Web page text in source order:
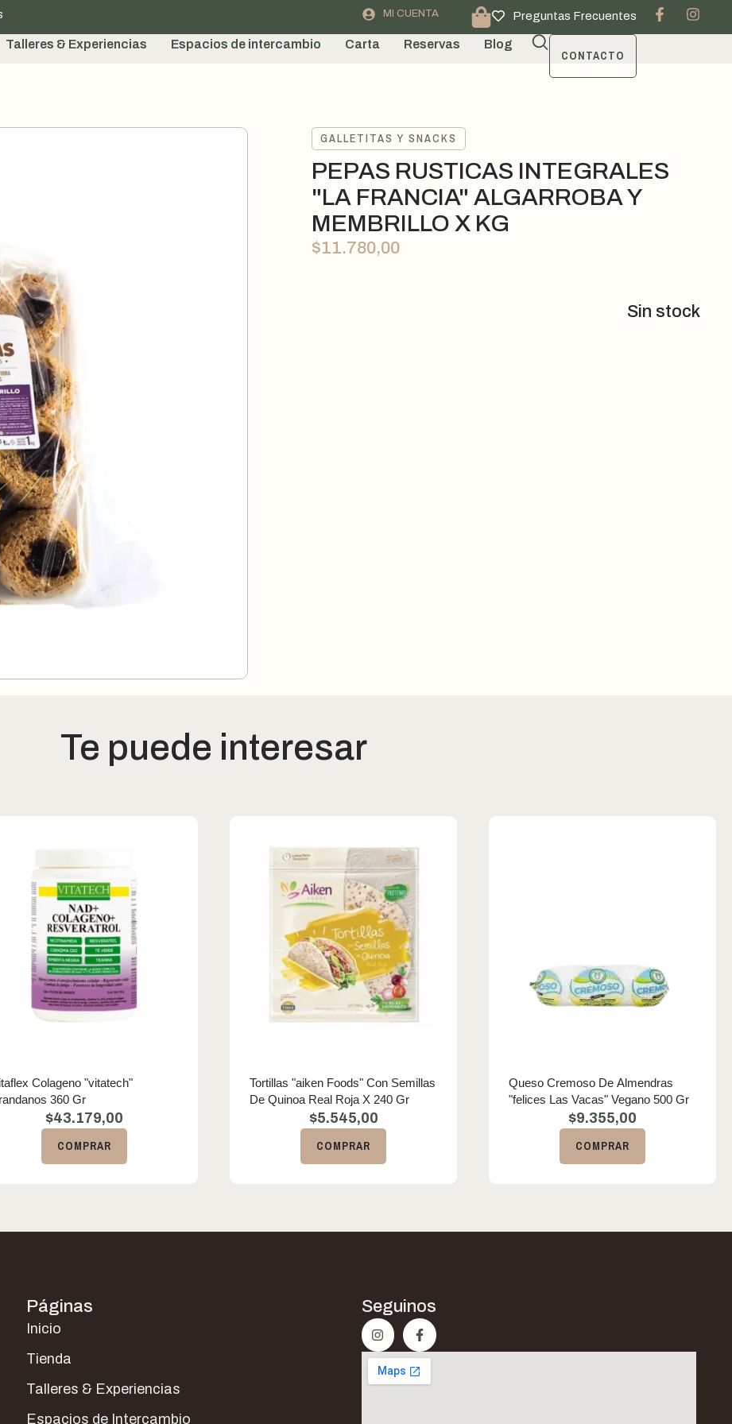
MI CUENTA Preguntas Frecuentes
Talleres & Experiencias Espacios de intercambio Carta Reservas Blog
CONTACTO
GALLETITAS Y SNACKS
PEPAS RUSTICAS INTEGRALES
"LA FRANCIA" ALGARROBA Y
MEMBRILLO X KG
$11.780,00
Sin stock
Te puede interesar
Colageno "vitatech"
360 Gr
$43.179,00
COMPRAR
Tortillas "aiken Foods" Con Semillas
De Quinoa Real Roja X 240 Gr
$5.545,00
COMPRAR
Queso Cremoso De Almendras
"felices Las Vacas" Vegano 500 Gr
$9.355,00
COMPRAR
Páginas
Inicio
Tienda
Talleres & Experiencias
Espacios de Intercambio
Seguinos